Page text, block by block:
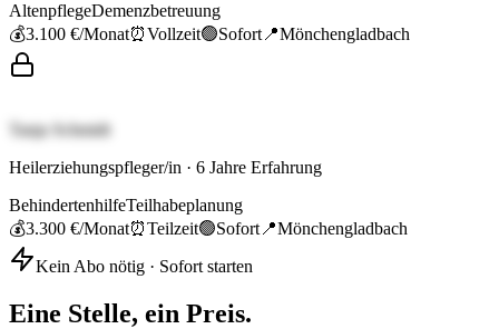
AltenpflegeDemenzbetreuung
💰3.100 €/Monat⏰Vollzeit🟢Sofort 📍Mönchengladbach
Tanja Schmidt
Heilerziehungspfleger/in · 6 Jahre Erfahrung
BehindertenhilfeTeilhabeplanung
💰3.300 €/Monat⏰Teilzeit🟢Sofort 📍Mönchengladbach
Kein Abo nötig · Sofort starten
Eine Stelle, ein Preis.